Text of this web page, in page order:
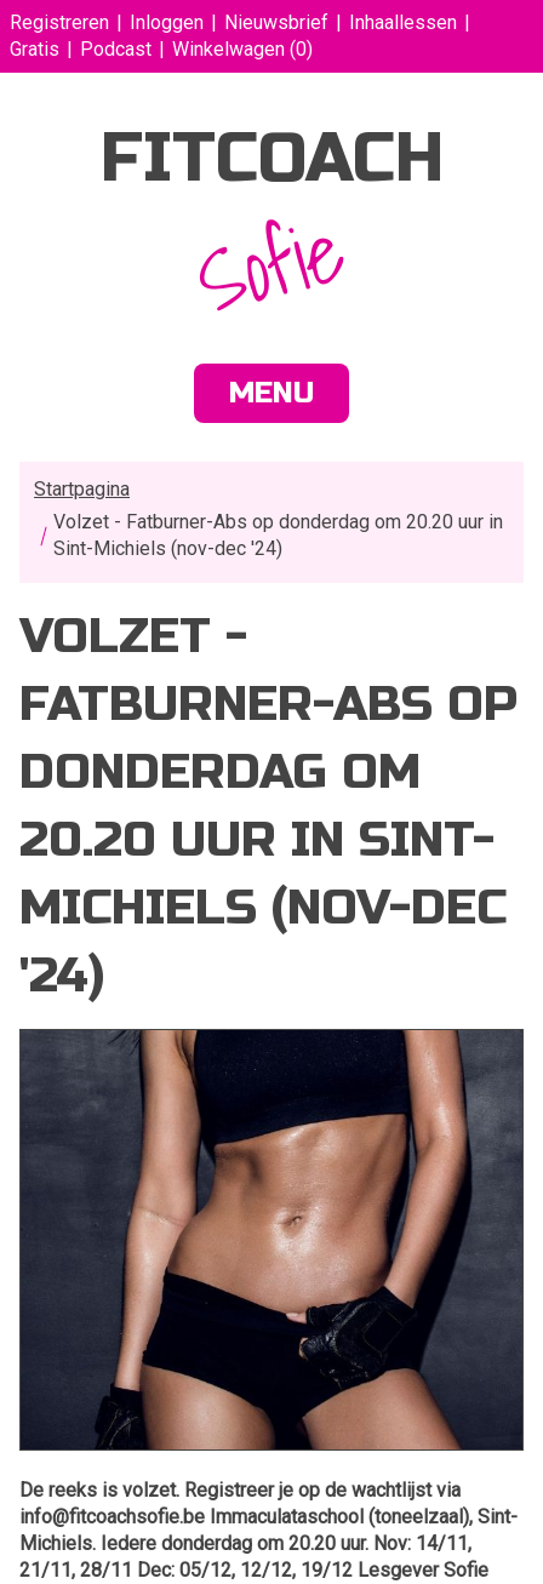
Registreren Inloggen Nieuwsbrief
Inhaallessen
Gratis
Podcast Winkelwagen (0)
FITCOACH
Sofie
MENU
Startpagina
Volzet - Fatburner-Abs op donderdag om 20.20 uur in
Sint-Michiels (nov-dec '24)
VOLZET -
FATBURNER-ABS OP
DONDERDAG OM
20.20 UUR IN SINT-
MICHIELS (NOV-DEC
'24)
De reeks is volzet. Registreer je op de wachtlijst via
info@fitcoachsofie.be Immaculataschool (toneelzaal), Sint-
Michiels. Iedere donderdag om 20.20 uur. Nov: 14/11,
21/11, 28/11 Dec: 05/12, 12/12, 19/12 Lesgever Sofie